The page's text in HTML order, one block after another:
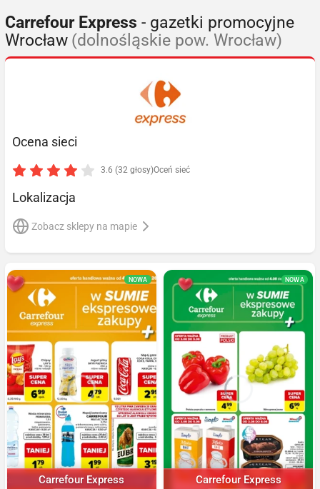
Carrefour Express - gazetki promocyjne
Wrocław (dolnośląskie pow. Wrocław)
Ocena sieci
3.6 (32 głosy)Oceń sieć
Lokalizacja
Zobacz sklepy na mapie
NOWA
Carrefour Express
NOWA
Carrefour Express